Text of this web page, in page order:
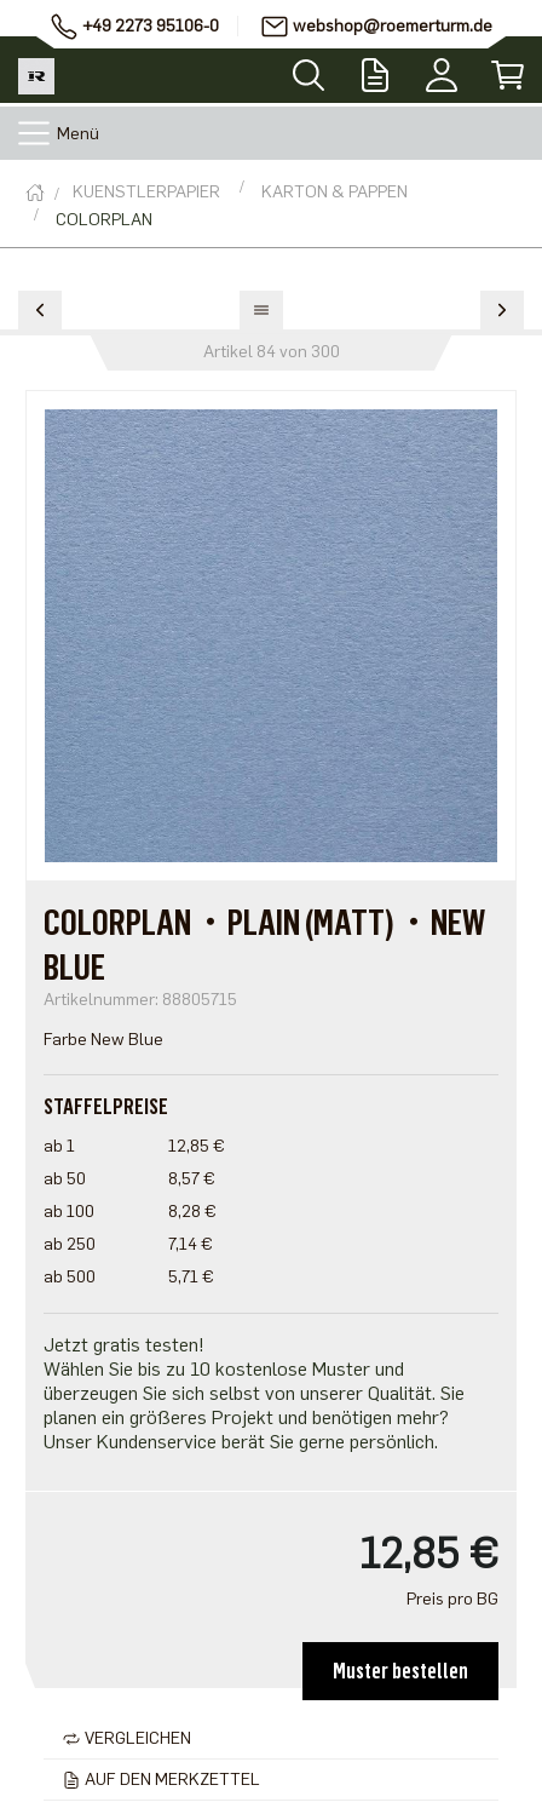
+49 2273 95106-0 webshop@roemerturm.de
Menü
KUENSTLERPAPIER
KARTON & PAPPEN
COLORPLAN
Artikel 84 von 300
COLORPLAN・PLAIN (MATT)・NEW
BLUE
Artikelnummer: 88805715
Farbe New Blue
STAFFELPREISE
ab 1
12,85 €
ab 50
8,57 €
ab 100
8,28 €
ab 250
7,14 €
ab 500
5,71 €
Jetzt gratis testen!
Wählen Sie bis zu 10 kostenlose Muster und
überzeugen Sie sich selbst von unserer Qualität. Sie
planen ein größeres Projekt und benötigen mehr?
Unser Kundenservice berät Sie gerne persönlich.
12,85 €
Preis pro BG
Muster bestellen
VERGLEICHEN
AUF DEN MERKZETTEL